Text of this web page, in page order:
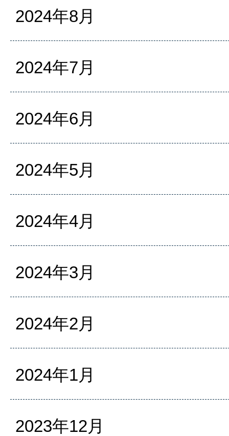
2024年8月
2024年7月
2024年6月
2024年5月
2024年4月
2024年3月
2024年2月
2024年1月
2023年12月